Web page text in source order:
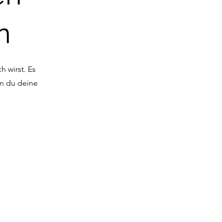
wirst. Es
du deine